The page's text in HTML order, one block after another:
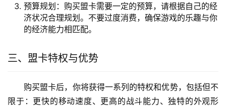
预算规划：购买盟卡需要一定的预算，请根据自己的经
济状况合理规划。不要过度消费，确保游戏的乐趣与你
的经济能力相匹配。
三、盟卡特权与优势
购买盟卡后，你将获得一系列的特权和优势，包括但不
限于：更快的移动速度、更高的战斗能力、独特的外观形